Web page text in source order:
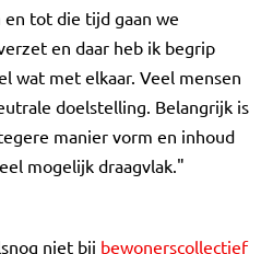
tot die tijd gaan we
en daar heb ik begrip
wat met elkaar. Veel mensen
doelstelling. Belangrijk is
manier vorm en inhoud
mogelijk draagvlak."
niet bij bewonerscollectief